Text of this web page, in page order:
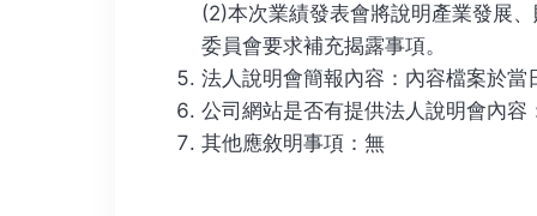
(2)本次業績發表會將說明產業發展
委員會要求補充揭露事項。
法人說明會簡報內容：內容檔案於
公司網站是否有提供法人說明會內
其他應敘明事項：無